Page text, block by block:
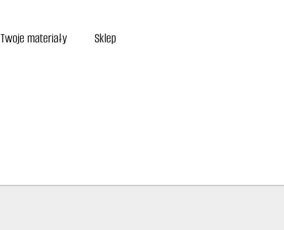
Twoje materiały Sklep